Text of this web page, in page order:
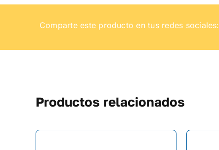
Comparte este producto en tus redes sociales:
Productos relacionados